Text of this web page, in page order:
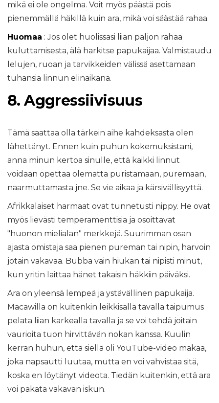
mikä ei ole ongelma. Voit myös päästä pois
pienemmällä häkillä kuin ara, mikä voi säästää rahaa.
Huomaa : Jos olet huolissasi liian paljon rahaa
kuluttamisesta, älä harkitse papukaijaa. Valmistaudu
lelujen, ruoan ja tarvikkeiden välissä asettamaan
tuhansia linnun elinaikana.
8. Aggressiivisuus
Tämä saattaa olla tärkein aihe kahdeksasta olen
lähettänyt. Ennen kuin puhun kokemuksistani,
anna minun kertoa sinulle, että kaikki linnut
voidaan opettaa olematta puristamaan, puremaan,
naarmuttamasta jne. Se vie aikaa ja kärsivällisyyttä.
Afrikkalaiset harmaat ovat tunnetusti nippy. He ovat
myös lievästi temperamenttisia ja osoittavat
"huonon mielialan" merkkejä. Suurimman osan
ajasta omistaja saa pienen pureman tai nipin, harvoin
jotain vakavaa. Bubba vain hiukan tai nipisti minut,
kun yritin laittaa hänet takaisin häkkiin päiväksi.
Ara on yleensä lempeä ja ystävällinen papukaija.
Macawilla on kuitenkin leikkisällä tavalla taipumus
pelata liian karkealla tavalla ja se voi tehdä joitain
vaurioita tuon hirvittävän nokan kanssa. Kuulin
kerran huhun, että siellä oli YouTube-video makaa,
joka napsautti luutaa, mutta en voi vahvistaa sitä,
koska en löytänyt videota. Tiedän kuitenkin, että ara
voi pakata vakavan iskun.